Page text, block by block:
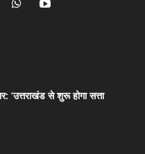
‘उत्तराखंड से शुरू होगा सत्ता